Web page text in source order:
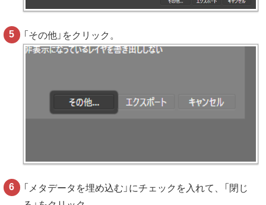
「その他」をクリック。
「メタデータを埋め込む」にチェックを入れて、「閉じ